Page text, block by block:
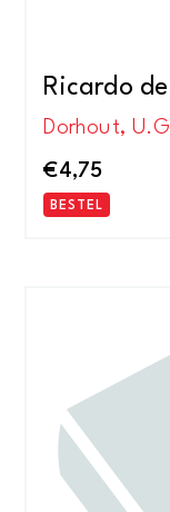
Ricardo
Dorhout,
€4,75
BESTEL